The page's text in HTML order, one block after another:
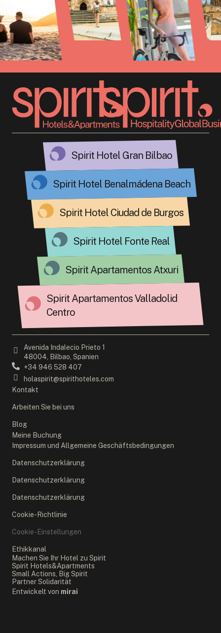
Spirit Hotel Gran Bilbao
Spirit Hotel Benalmádena Beach
Spirit Hotel Ciudad de Burgos
Spirit Hotel Fonte Real
Spirit Apartamentos Atxuri
Spirit Apartamentos Valladolid
Centro
Avenida Indalecio Prieto 1
48004, Bilbao, Spanien
+34 946 528 407
holaspirit@spirithoteles.com
Kontakt
Arbeiten Sie bei uns
Blog
Meine Buchung
Impressum und Allgemeine Geschäftsbedingungen
Datenschutzerklärung
Datenschutzerklärung
Datenschutzerklärung
Cookie-Richtlinie
Cookie-Einstellungen
Ethikkanal
Machen Sie Ihr Hotel zu Spirit
Spirit Hotels&Apartments
Small Actions, Big Spirit
Partner Solidarität
Entwickelt von mirai